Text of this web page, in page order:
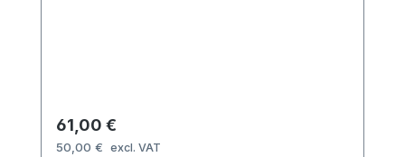
Redovna cijena:
61,00 €
50,00 € excl. VAT